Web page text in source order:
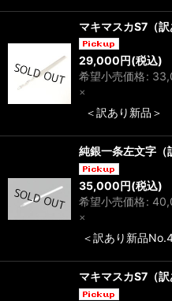
マキマスカS7（訳
29,000円(税込)
希望小売価格:
×
＜訳あり新品＞
純銀一条左文字（
35,000円(税込)
希望小売価格:
×
＜訳あり新品
マキマスカS7（訳